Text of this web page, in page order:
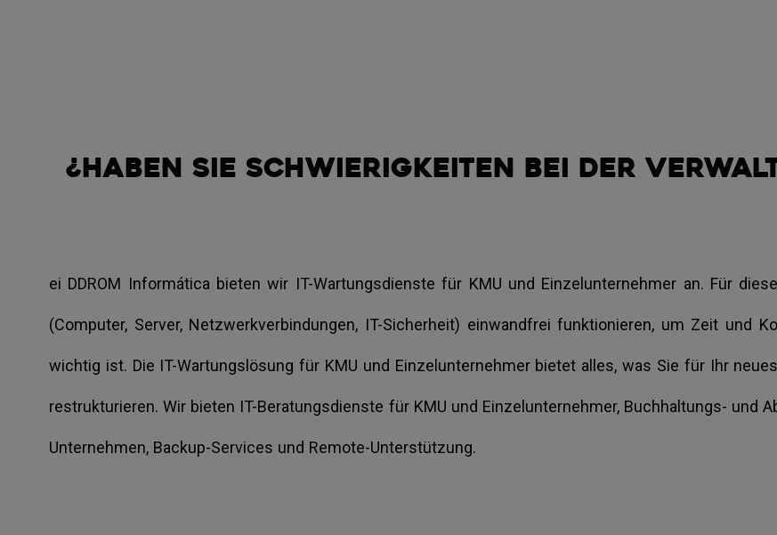
¿Haben Sie Schwierigkeiten bei der
ei DDROM Informática bieten wir IT-Wartungsdienste für KMU und Einzelunternehmer an. Für
(Computer, Server, Netzwerkverbindungen, IT-Sicherheit) einwandfrei funktionieren, um Zeit und
wichtig ist. Die IT-Wartungslösung für KMU und Einzelunternehmer bietet alles, was Sie für Ihr
restrukturieren. Wir bieten IT-Beratungsdienste für KMU und Einzelunternehmer, Buchhaltungs- und
Unternehmen, Backup-Services und Remote-Unterstützung.